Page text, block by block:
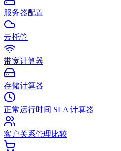
服务器配置
云托管
带宽计算器
存储计算器
正常运行时间 SLA 计算器
客户关系管理比较